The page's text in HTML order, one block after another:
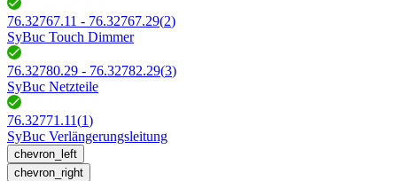
76.32767.11 - 76.32767.29(2)
SyBuc Touch Dimmer
76.32780.29 - 76.32782.29(3)
SyBuc Netzteile
76.32771.11(1)
SyBuc Verlängerungsleitung
chevron_left
chevron_right